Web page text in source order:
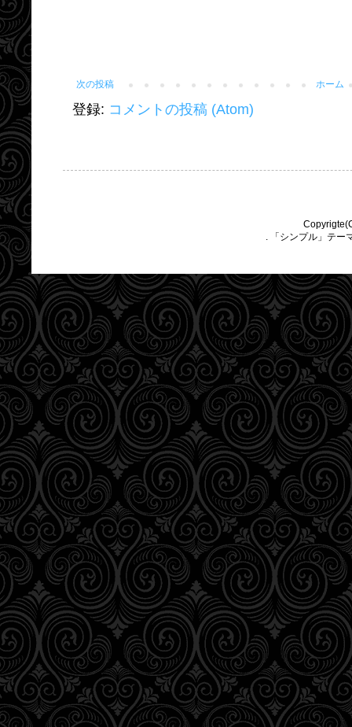
次の投稿 ホーム
登録: コメントの投稿 (Atom)
. 「シンプル」テー